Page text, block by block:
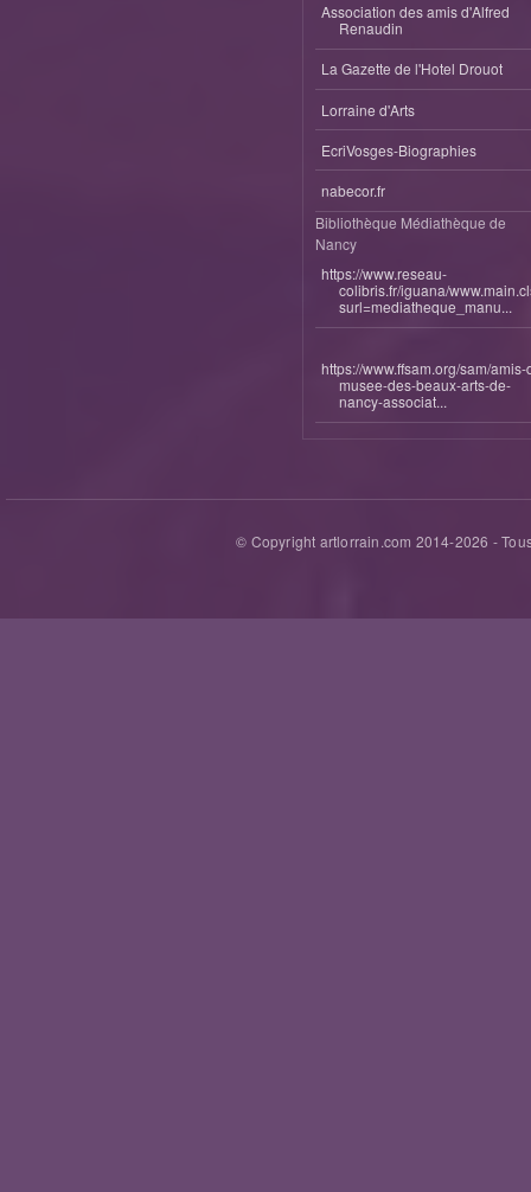
Association des amis d'Alfred
Renaudin
La Gazette de l'Hotel Drouot
Lorraine d'Arts
EcriVosges-Biographies
nabecor.fr
Bibliothèque Médiathèque de
Nancy
https://www.reseau-
colibris.fr/iguana/
surl=mediatheque_manu...
https://www.ffsam.org/sam/amis-
musee-des-beaux-arts-de-
nancy-associat...
© Copyright artlorrain.com 2014-2026 -